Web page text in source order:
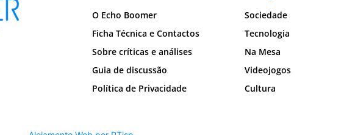
O Echo Boomer
Ficha Técnica e Contactos
Sobre críticas e análises
Guia de discussão
Política de Privacidade
Sociedade
Tecnologia
Na Mesa
Videojogos
Cultura